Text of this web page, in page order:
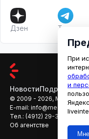
Дзен Телеграм
НовостиПодробности
© 2009 - 2026,
E-mail:
Тел.: (4912) 29-33-66
Об агентстве
При
и